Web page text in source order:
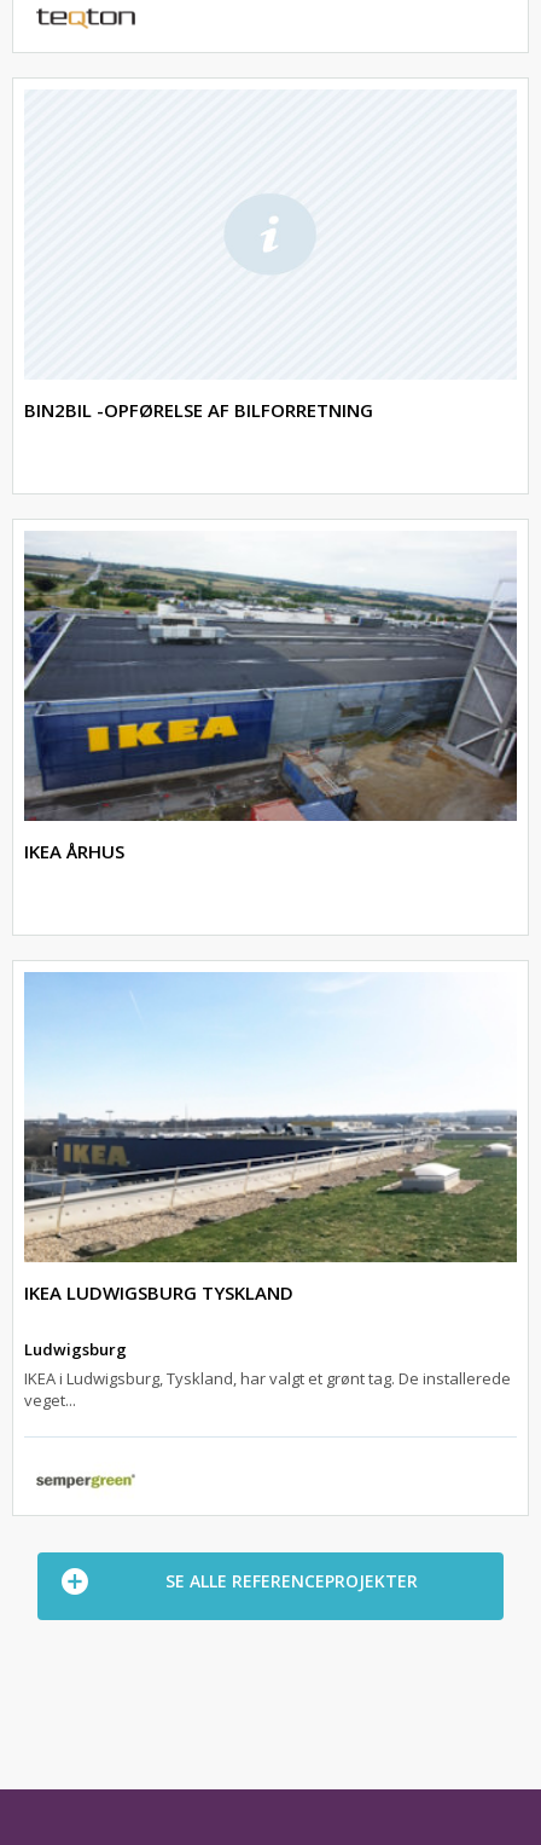
BIN2BIL -OPFØRELSE AF BILFORRETNING
IKEA ÅRHUS
IKEA LUDWIGSBURG TYSKLAND
Ludwigsburg
IKEA i Ludwigsburg, Tyskland, har valgt et grønt tag. De installerede
veget...
SE ALLE REFERENCEPROJEKTER